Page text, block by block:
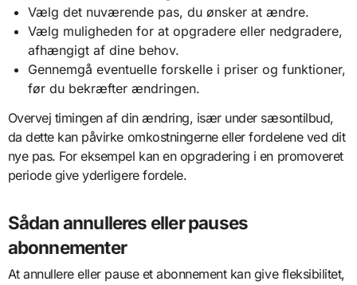
Vælg det nuværende pas, du ønsker at ændre.
Vælg muligheden for at opgradere eller nedgradere,
afhængigt af dine behov.
Gennemgå eventuelle forskelle i priser og funktioner,
før du bekræfter ændringen.
Overvej timingen af din ændring, især under sæsontilbud,
da dette kan påvirke omkostningerne eller fordelene ved dit
nye pas. For eksempel kan en opgradering i en promoveret
periode give yderligere fordele.
Sådan annulleres eller pauses
abonnementer
At annullere eller pause et abonnement kan give fleksibilitet,